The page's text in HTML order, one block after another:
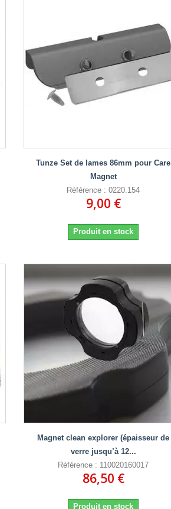
Tunze Set de lames 86mm pour Care
Magnet
Référence : 0220.154
9,00 €
Produit en stock
Magnet clean explorer (épaisseur de
verre jusqu’à 12...
Référence : 110020160017
86,50 €
Produit en stock